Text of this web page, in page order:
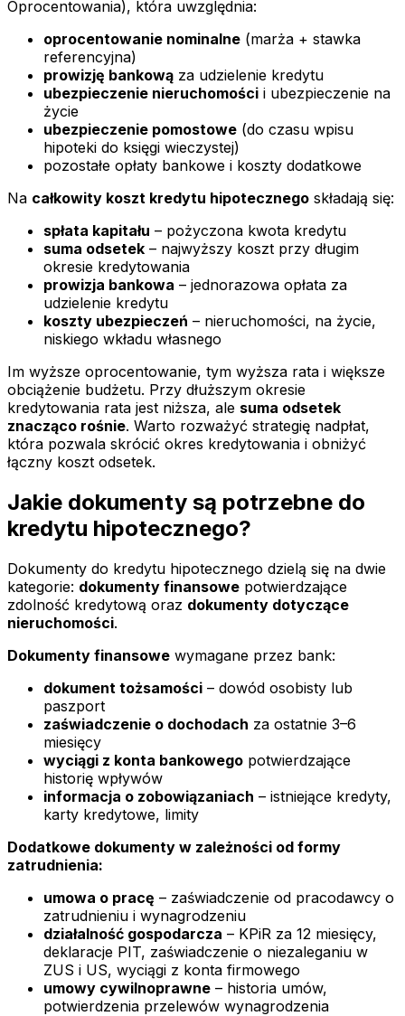
Oprocentowania), która uwzględnia:
oprocentowanie nominalne (marża + stawka
referencyjna)
prowizję bankową za udzielenie kredytu
ubezpieczenie nieruchomości i ubezpieczenie na
życie
ubezpieczenie pomostowe (do czasu wpisu
hipoteki do księgi wieczystej)
pozostałe opłaty bankowe i koszty dodatkowe
Na całkowity koszt kredytu hipotecznego składają się:
spłata kapitału – pożyczona kwota kredytu
suma odsetek – najwyższy koszt przy długim
okresie kredytowania
prowizja bankowa – jednorazowa opłata za
udzielenie kredytu
koszty ubezpieczeń – nieruchomości, na życie,
niskiego wkładu własnego
Im wyższe oprocentowanie, tym wyższa rata i większe
obciążenie budżetu. Przy dłuższym okresie
kredytowania rata jest niższa, ale suma odsetek
znacząco rośnie. Warto rozważyć strategię nadpłat,
która pozwala skrócić okres kredytowania i obniżyć
łączny koszt odsetek.
Jakie dokumenty są potrzebne do
kredytu hipotecznego?
Dokumenty do kredytu hipotecznego dzielą się na dwie
kategorie: dokumenty finansowe potwierdzające
zdolność kredytową oraz dokumenty dotyczące
nieruchomości.
Dokumenty finansowe wymagane przez bank:
dokument tożsamości – dowód osobisty lub
paszport
zaświadczenie o dochodach za ostatnie 3–6
miesięcy
wyciągi z konta bankowego potwierdzające
historię wpływów
informacja o zobowiązaniach – istniejące kredyty,
karty kredytowe, limity
Dodatkowe dokumenty w zależności od formy
zatrudnienia:
umowa o pracę – zaświadczenie od pracodawcy o
zatrudnieniu i wynagrodzeniu
działalność gospodarcza – KPiR za 12 miesięcy,
deklaracje PIT, zaświadczenie o niezaleganiu w
ZUS i US, wyciągi z konta firmowego
umowy cywilnoprawne – historia umów,
potwierdzenia przelewów wynagrodzenia